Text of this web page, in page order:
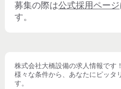
募集の際は公式採用ページ
す。
株式会社大橋設備の求人情報です
様々な条件から、あなたにピッタ
す。